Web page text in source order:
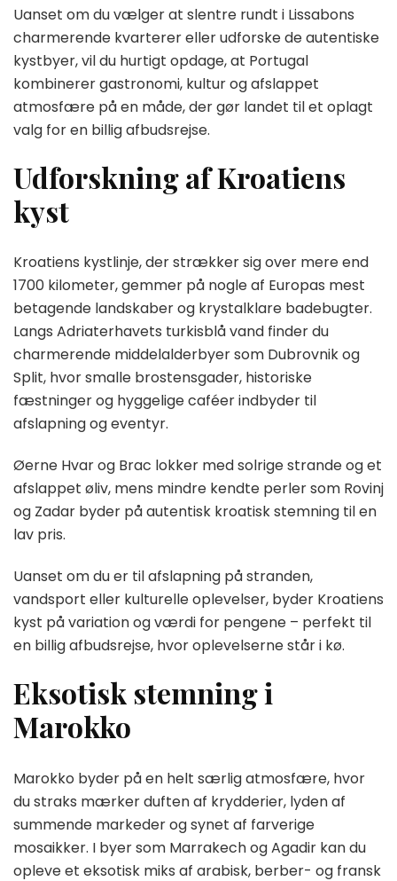
Uanset om du vælger at slentre rundt i Lissabons
charmerende kvarterer eller udforske de autentiske
kystbyer, vil du hurtigt opdage, at Portugal
kombinerer gastronomi, kultur og afslappet
atmosfære på en måde, der gør landet til et oplagt
valg for en billig afbudsrejse.
Udforskning af Kroatiens
kyst
Kroatiens kystlinje, der strækker sig over mere end
1700 kilometer, gemmer på nogle af Europas mest
betagende landskaber og krystalklare badebugter.
Langs Adriaterhavets turkisblå vand finder du
charmerende middelalderbyer som Dubrovnik og
Split, hvor smalle brostensgader, historiske
fæstninger og hyggelige caféer indbyder til
afslapning og eventyr.
Øerne Hvar og Brac lokker med solrige strande og et
afslappet øliv, mens mindre kendte perler som Rovinj
og Zadar byder på autentisk kroatisk stemning til en
lav pris.
Uanset om du er til afslapning på stranden,
vandsport eller kulturelle oplevelser, byder Kroatiens
kyst på variation og værdi for pengene – perfekt til
en billig afbudsrejse, hvor oplevelserne står i kø.
Eksotisk stemning i
Marokko
Marokko byder på en helt særlig atmosfære, hvor
du straks mærker duften af krydderier, lyden af
summende markeder og synet af farverige
mosaikker. I byer som Marrakech og Agadir kan du
opleve et eksotisk miks af arabisk, berber- og fransk